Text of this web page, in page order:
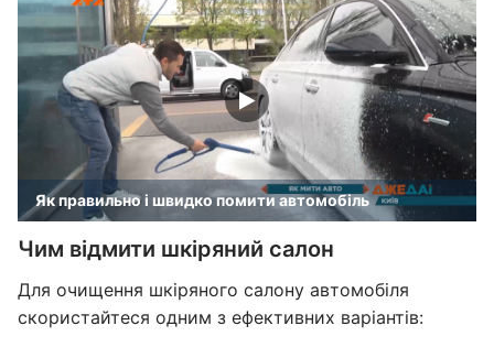
Як правильно і швидко помити автомобіль
Чим відмити шкіряний салон
Для очищення шкіряного салону автомобіля
скористайтеся одним з ефективних варіантів: